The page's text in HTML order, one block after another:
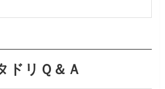
ドリＱ＆Ａ